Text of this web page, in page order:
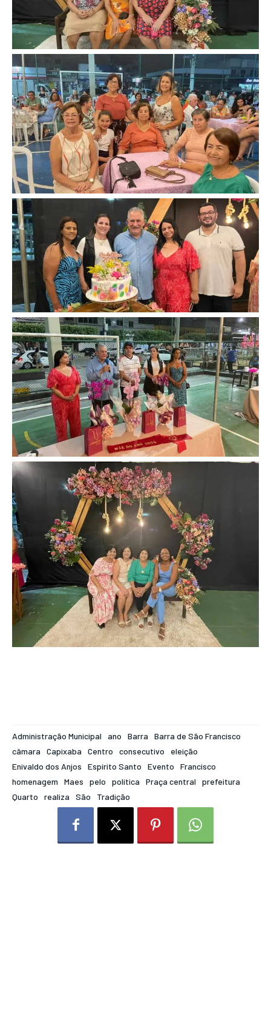
Administração Municipal ano Barra
Barra de São Francisco
câmara
Capixaba Centro consecutivo
eleição
Enivaldo dos Anjos
Espírito Santo Evento
Francisco
homenagem
Maes pelo política Praça central
prefeitura
Quarto
realiza São Tradição